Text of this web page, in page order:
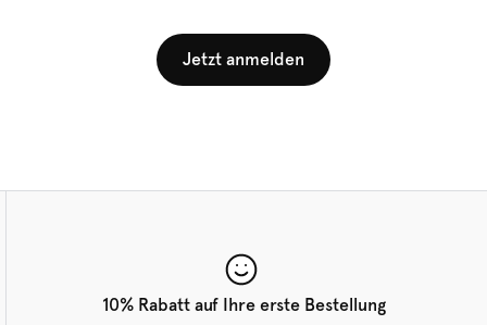
Jetzt anmelden
10% Rabatt auf Ihre erste Bestellung